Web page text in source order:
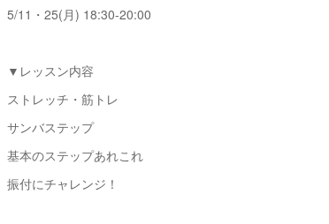
5/11・25(月) 18:30-20:00
▼レッスン内容
ストレッチ・筋トレ
サンバステップ
基本のステップあれこれ
振付にチャレンジ！